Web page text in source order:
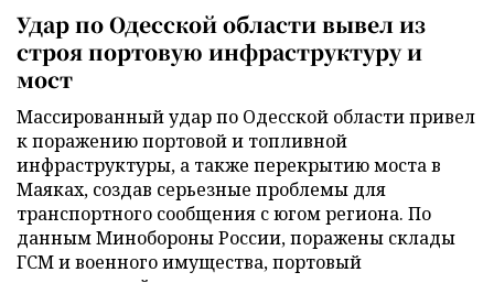
Удар по Одесской области вывел из
строя портовую инфраструктуру и
мост
Массированный удар по Одесской области привел
к поражению портовой и топливной
инфраструктуры, а также перекрытию моста в
Маяках, создав серьезные проблемы для
транспортного сообщения с югом региона. По
данным Минобороны России, поражены склады
ГСМ и военного имущества, портовый